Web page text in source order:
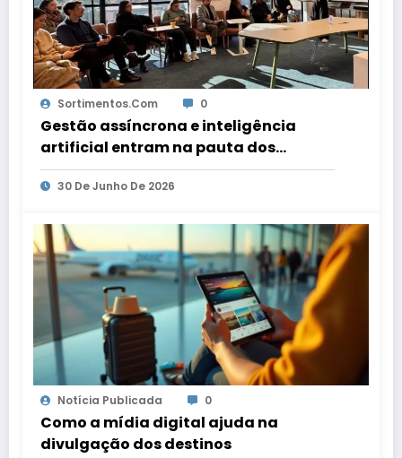
Sortimentos.com 0
Gestão assíncrona e inteligência
artificial entram na pauta dos
escritórios de arquitetura gaúchos
30 De Junho De 2026
Notícia Publicada 0
Como a mídia digital ajuda na
divulgação dos destinos